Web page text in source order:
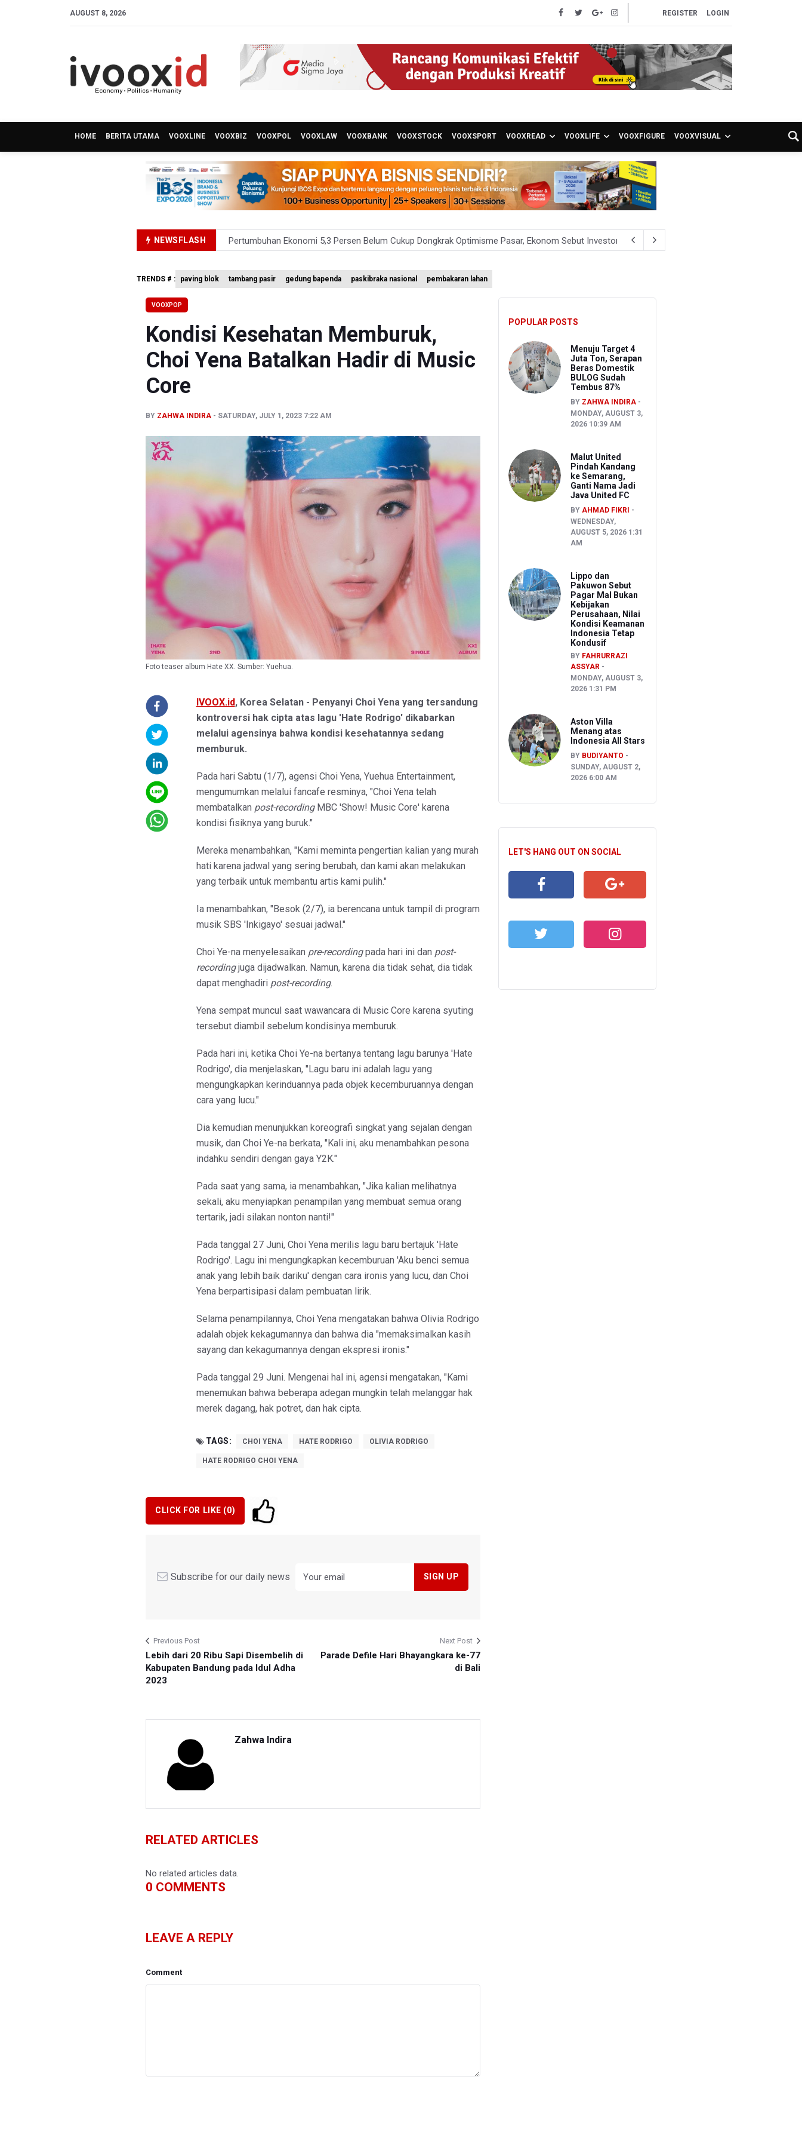
AUGUST 8, 2026 REGISTER LOGIN
HOME BERITA UTAMA VOOXLINE VOOXBIZ VOOXPOL VOOXLAW VOOXBANK VOOXSTOCK VOOXSPORT VOOXREAD VOOXLIFE VOOXFIGURE VOOXVISUAL
NEWSFLASH
Pertumbuhan Ekonomi 5,3 Persen Belum Cukup Dongkrak Optimisme Pasar, Ekonom Sebut Investor Masih Selektif
BNPB Minta Pemprov Kalimantan Barat Tinjau Kembali Perda yang Membolehkan Pembakaran Lahan untuk Membuka Kebun Warga
Pemprov DKI Jakarta Pastikan Data Pajak dan Aset Daerah Aman dari Kebakaran Bapenda
TRENDS # : paving blok tambang pasir gedung bapenda paskibraka nasional pembakaran lahan
VOOXPOP
Kondisi Kesehatan Memburuk,
Choi Yena Batalkan Hadir di Music
Core
BY ZAHWA INDIRA SATURDAY, JULY 1, 2023 7:22 AM
Foto teaser album Hate XX. Sumber: Yuehua.
IVOOX.id, Korea Selatan - Penyanyi Choi Yena yang tersandung
kontroversi hak cipta atas lagu 'Hate Rodrigo' dikabarkan
melalui agensinya bahwa kondisi kesehatannya sedang
memburuk.
Pada hari Sabtu (1/7), agensi Choi Yena, Yuehua Entertainment,
mengumumkan melalui fancafe resminya, "Choi Yena telah
membatalkan post-recordingMBC 'Show! Music Core' karena
kondisi fisiknya yang buruk."
Mereka menambahkan, "Kami meminta pengertian kalian yang murah
hati karena jadwal yang sering berubah, dan kami akan melakukan
yang terbaik untuk membantu artis kami pulih."
Ia menambahkan, "Besok (2/7), ia berencana untuk tampil di program
musik SBS 'Inkigayo' sesuai jadwal."
Choi Ye-na menyelesaikan pre-recordingpada hari ini dan post-
recordingjuga dijadwalkan. Namun, karena dia tidak sehat, dia tidak
dapat menghadiri post-recording.
Yena sempat muncul saat wawancara di Music Core karena syuting
tersebut diambil sebelum kondisinya memburuk.
Pada hari ini, ketika Choi Ye-na bertanya tentang lagu barunya 'Hate
Rodrigo', dia menjelaskan, "Lagu baru ini adalah lagu yang
mengungkapkan kerinduannya pada objek kecemburuannya dengan
cara yang lucu."
Dia kemudian menunjukkan koreografi singkat yang sejalan dengan
musik, dan Choi Ye-na berkata, "Kali ini, aku menambahkan pesona
indahku sendiri dengan gaya Y2K."
Pada saat yang sama, ia menambahkan, "Jika kalian melihatnya
sekali, aku menyiapkan penampilan yang membuat semua orang
tertarik, jadi silakan nonton nanti!"
Pada tanggal 27 Juni, Choi Yena merilis lagu baru bertajuk 'Hate
Rodrigo'. Lagu ini mengungkapkan kecemburuan 'Aku benci semua
anak yang lebih baik dariku' dengan cara ironis yang lucu, dan Choi
Yena berpartisipasi dalam pembuatan lirik.
Selama penampilannya, Choi Yena mengatakan bahwa Olivia Rodrigo
adalah objek kekagumannya dan bahwa dia "memaksimalkan kasih
sayang dan kekagumannya dengan ekspresi ironis."
Pada tanggal 29 Juni. Mengenai hal ini, agensi mengatakan, "Kami
menemukan bahwa beberapa adegan mungkin telah melanggar hak
merek dagang, hak potret, dan hak cipta.
TAGS: CHOI YENA HATE RODRIGO OLIVIA RODRIGO
HATE RODRIGO CHOI YENA
CLICK FOR LIKE (0)
Subscribe for our daily news
Previous Post
Lebih dari 20 Ribu Sapi Disembelih di
Kabupaten Bandung pada Idul Adha
2023
Next Post
Parade Defile Hari Bhayangkara ke-77
di Bali
Zahwa Indira
RELATED ARTICLES
No related articles data.
0 COMMENTS
LEAVE A REPLY
Comment
POPULAR POSTS
Menuju Target 4
Juta Ton, Serapan
Beras Domestik
BULOG Sudah
Tembus 87%
BY ZAHWA INDIRA
MONDAY, AUGUST 3,
2026 10:39 AM
Malut United
Pindah Kandang
ke Semarang,
Ganti Nama Jadi
Java United FC
BY AHMAD FIKRI
WEDNESDAY,
AUGUST 5, 2026 1:31
AM
Lippo dan
Pakuwon Sebut
Pagar Mal Bukan
Kebijakan
Perusahaan, Nilai
Kondisi Keamanan
Indonesia Tetap
Kondusif
BY FAHRURRAZI
ASSYAR
MONDAY, AUGUST 3,
2026 1:31 PM
Aston Villa
Menang atas
Indonesia All Stars
BY BUDIYANTO
SUNDAY, AUGUST 2,
2026 6:00 AM
LET'S HANG OUT ON SOCIAL